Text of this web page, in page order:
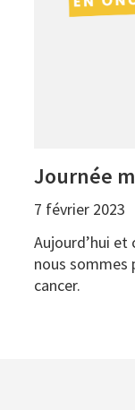
Journée
7 février 2023
Aujourd’hui et
nous sommes
cancer.